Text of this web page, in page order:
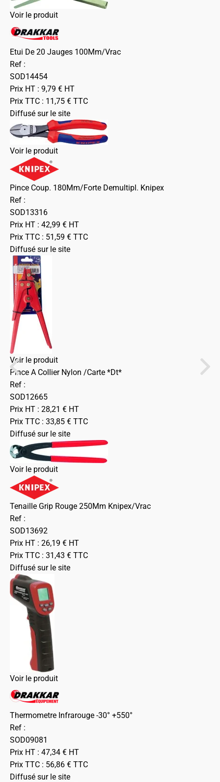
Voir le produit
Etui De 20 Jauges 100Mm/Vrac
Ref :
SOD14454
Prix HT : 9,79 € HT
Prix TTC : 11,75 € TTC
Diffusé sur le site
Voir le produit
Pince Coup. 180Mm/Forte Demultipl. Knipex
Ref :
SOD13316
Prix HT : 42,99 € HT
Prix TTC : 51,59 € TTC
Diffusé sur le site
Voir le produit
Pince A Collier Nylon /Carte *Dt*
Ref :
SOD12665
Prix HT : 28,21 € HT
Prix TTC : 33,85 € TTC
Diffusé sur le site
Voir le produit
Tenaille Grip Rouge 250Mm Knipex/Vrac
Ref :
SOD13692
Prix HT : 26,19 € HT
Prix TTC : 31,43 € TTC
Diffusé sur le site
Voir le produit
Thermometre Infrarouge -30° +550°
Ref :
SOD09081
Prix HT : 47,34 € HT
Prix TTC : 56,86 € TTC
Diffusé sur le site